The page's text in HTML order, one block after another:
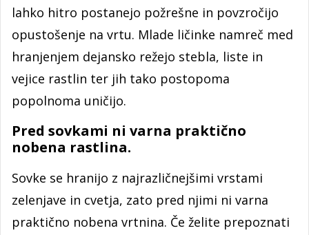
lahko hitro postanejo požrešne in povzročijo
opustošenje na vrtu. Mlade ličinke namreč med
hranjenjem dejansko režejo stebla, liste in
vejice rastlin ter jih tako postopoma
popolnoma uničijo.
Pred sovkami ni varna praktično
nobena rastlina.
Sovke se hranijo z najrazličnejšimi vrstami
zelenjave in cvetja, zato pred njimi ni varna
praktično nobena vrtnina. Če želite prepoznati